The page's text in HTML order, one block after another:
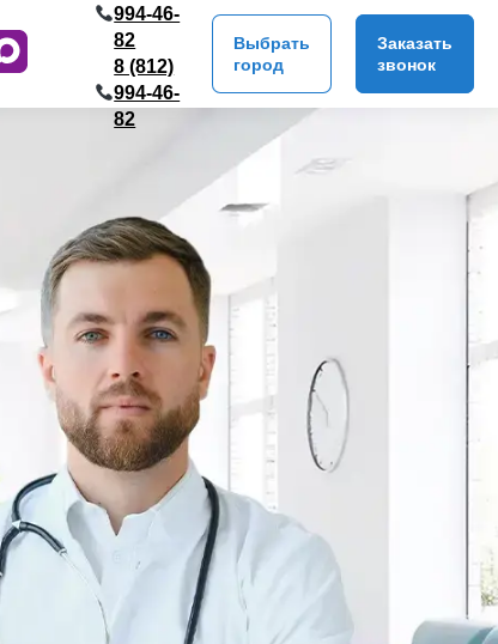
994-46-
82
8 (812)
994-46-
82
Выбрать
город
Заказать
звонок